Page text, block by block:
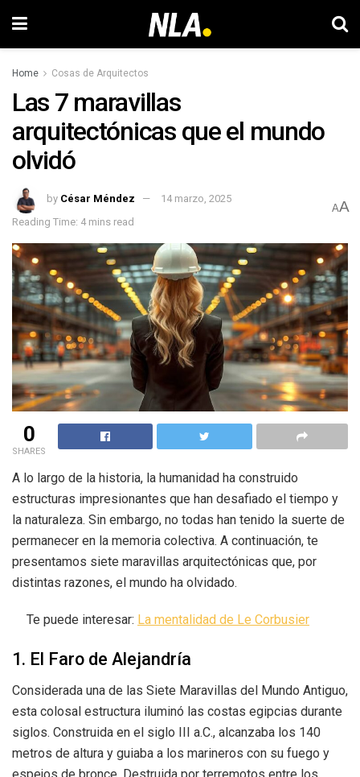
Home Cosas de Arquitectos
Las 7 maravillas
arquitectónicas que el mundo
olvidó
by César Méndez
14 marzo, 2025
Reading Time: 4 mins read
AA
0
SHARES
A lo largo de la historia, la humanidad ha construido
estructuras impresionantes que han desafiado el tiempo y
la naturaleza. Sin embargo, no todas han tenido la suerte de
permanecer en la memoria colectiva. A continuación, te
presentamos siete maravillas arquitectónicas que, por
distintas razones, el mundo ha olvidado.
Te puede interesar: La mentalidad de Le Corbusier
1. El Faro de Alejandría
Considerada una de las Siete Maravillas del Mundo Antiguo,
esta colosal estructura iluminó las costas egipcias durante
siglos. Construida en el siglo III a.C., alcanzaba los 140
metros de altura y guiaba a los marineros con su fuego y